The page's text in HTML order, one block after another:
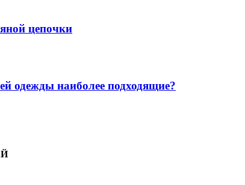
цепочки
одежды наиболее подходящие?